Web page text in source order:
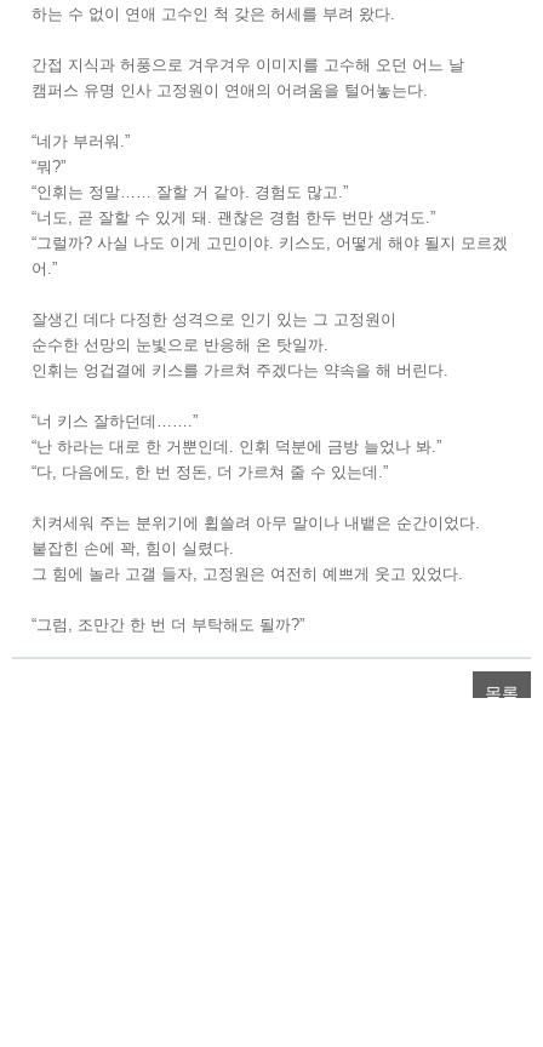
하는 수 없이 연애 고수인 척 갖은 허세를 부려 왔다.
간접 지식과 허풍으로 겨우겨우 이미지를 고수해 오던 어느 날
캠퍼스 유명 인사 고정원이 연애의 어려움을 털어놓는다.
“네가 부러워.”
“뭐?”
“인휘는 정말…… 잘할 거 같아. 경험도 많고.”
“너도, 곧 잘할 수 있게 돼. 괜찮은 경험 한두 번만 생겨도.”
“그럴까? 사실 나도 이게 고민이야. 키스도, 어떻게 해야 될지 모르겠
어.”
잘생긴 데다 다정한 성격으로 인기 있는 그 고정원이
순수한 선망의 눈빛으로 반응해 온 탓일까.
인휘는 엉겁결에 키스를 가르쳐 주겠다는 약속을 해 버린다.
“너 키스 잘하던데…….”
“난 하라는 대로 한 거뿐인데. 인휘 덕분에 금방 늘었나 봐.”
“다, 다음에도, 한 번 정돈, 더 가르쳐 줄 수 있는데.”
치켜세워 주는 분위기에 휩쓸려 아무 말이나 내뱉은 순간이었다.
붙잡힌 손에 꽉, 힘이 실렸다.
그 힘에 놀라 고갤 들자, 고정원은 여전히 예쁘게 웃고 있었다.
“그럼, 조만간 한 번 더 부탁해도 될까?”
목록